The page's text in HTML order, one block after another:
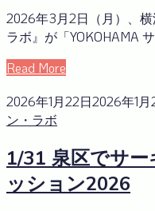
2026年3月2日（月）、
ラボ』が「YOKOHAMA
Read More
2026年1月22日2026年1月
ン・ラボ
1/31 泉区でサ
ッション2026